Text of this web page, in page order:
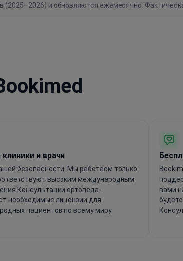
и обновляются ежемесячно.
и врачи
безопасности. Мы работаем только
высоким международным
Консультации ортопеда-
необходимые лицензии для
пациентов по всему миру.
вами